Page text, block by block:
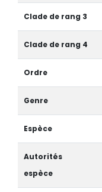
Clade de rang 3
Clade de rang 4
Ordre
Genre
Espèce
Autorités
espèce